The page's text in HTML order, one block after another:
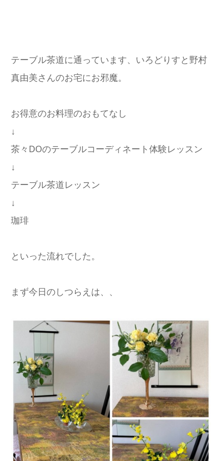
テーブル茶道に通っています、いろどりすと野村
真由美さんのお宅にお邪魔。
お得意のお料理のおもてなし
↓
茶々DOのテーブルコーディネート体験レッスン
↓
テーブル茶道レッスン
↓
珈琲
といった流れでした。
まず今日のしつらえは、、